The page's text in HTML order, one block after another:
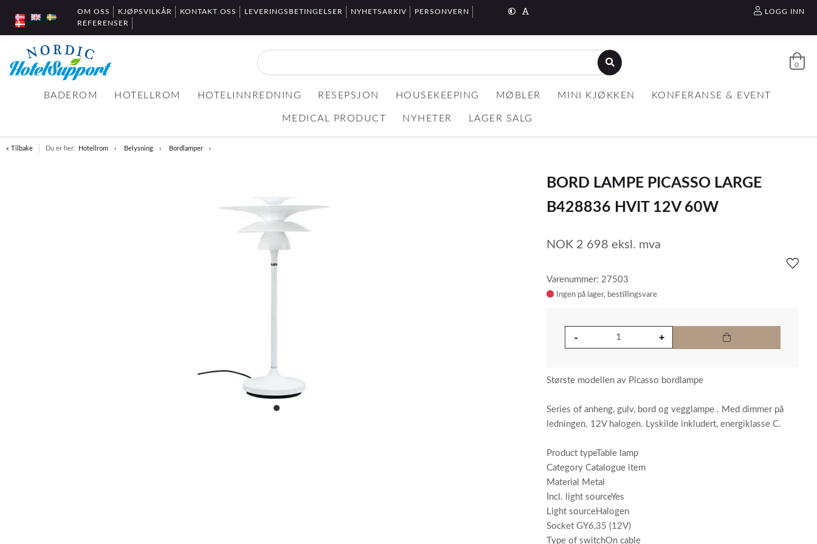
OM OSS KJØPSVILKÅR KONTAKT OSS LEVERINGSBETINGELSER NYHETSARKIV
PERSONVERN
REFERENSER
LOGG INN
0
BADEROM HOTELLROM HOTELINNREDNING RESEPSJON HOUSEKEEPING MØBLER MINI KJØKKEN KONFERANSE & EVENT
MEDICAL PRODUCT NYHETER LAGER SALG
« Tilbake Du er her: Hotellrom Belysning Bordlamper
item
BORD LAMPE PICASSO LARGE
B428836 HVIT 12V 60W
NOK 2 698 eksl. mva
Varenummer: 27503
Ingen på lager
Største modellen av Picasso bordlampe
Series of anheng, gulv, bord og vegglampe . Med dimmer på
ledningen. 12V halogen. Lyskilde inkludert, energiklasse C.
Product typeTable lamp
Category Catalogue item
Material Metal
Incl. light sourceYes
Light sourceHalogen
Socket GY6,35 (12V)
Type of switchOn cable